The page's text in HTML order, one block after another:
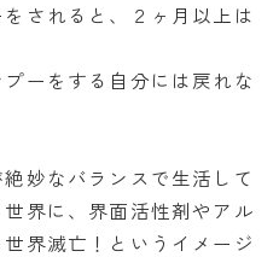
されると、２ヶ月以上は
ーをする自分には戻れな
妙なバランスで生活して
界に、界面活性剤やアル
界滅亡！というイメージ